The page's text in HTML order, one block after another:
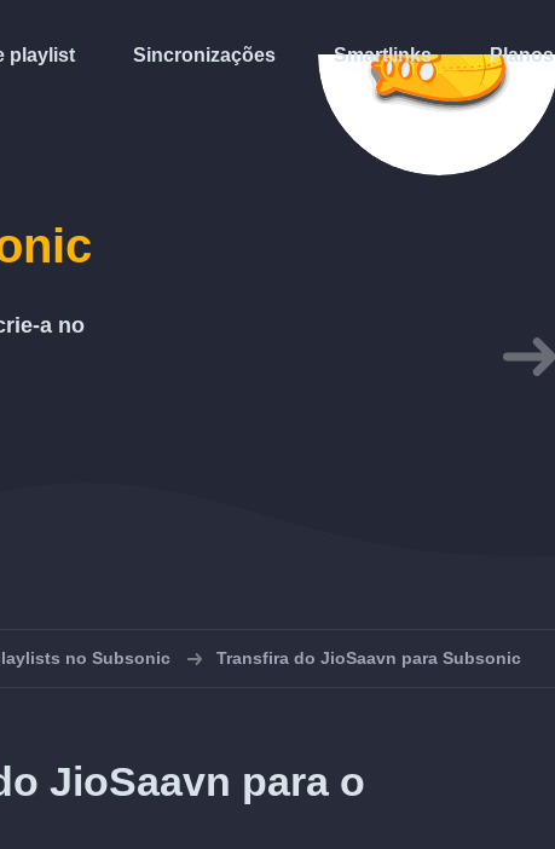
playlist Sincronizações Smartlinks Planos
a no
no Subsonic Transfira do JioSaavn para Subsonic
JioSaavn para o